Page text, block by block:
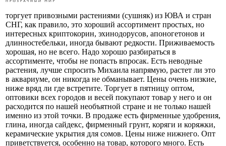
торгует привозными растениями (сушняк) из ЮВА и стран
СНГ, как правило, это хороший ассортимент простых, но
интересных криптокорин, эхинодорусов, апоногетонов и
длинностебельки, иногда бывают редкости. Приживаемость
хорошая, но не всего. Надо хорошо разбираться в
ассортименте, чтобы не попасть впросак. Есть неводные
растения, лучше спросить Михаила напрямую, растет ли это
в аквариуме, он никогда не обманывает. Цены очень низкие,
ниже вряд ли где встретите. Торгует в пятницу оптом,
оптовики всех городов и весей покупают товар у него и он
расходится по нашей необъятной стране и не только нашей
именно из этой точки. В продаже есть фирменные удобрения,
глина, иногда сайдекс, фирменный грунт, коряги и коряжки,
керамические укрытия для сомов. Цены ниже нижнего. Опт
приветствуется, особенно на товар, которого много. Есть